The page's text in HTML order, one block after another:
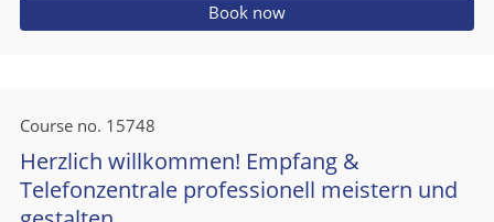
Book now
Course no. 15748
Herzlich willkommen! Empfang &
Telefonzentrale professionell meistern und